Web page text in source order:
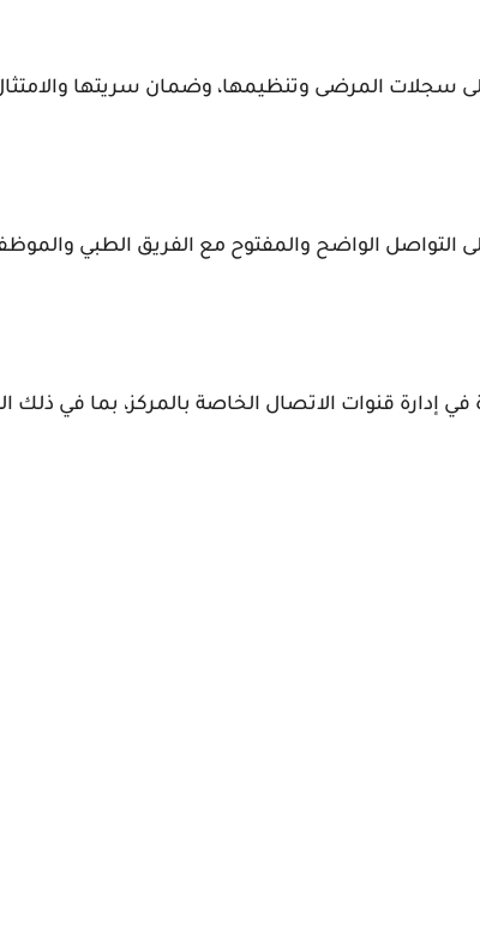
سجلات المرضى وتنظيمها، وضمان سريتها
التواصل الواضح والمفتوح مع الفريق الطبي
إدارة قنوات الاتصال الخاصة بالمركز، بما في ذلك